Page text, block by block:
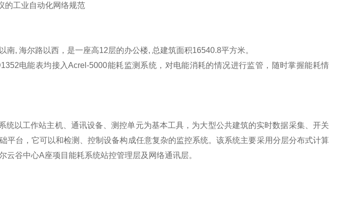
工业自动化网络规范
南, 海尔路以西，是一座高12层的办公楼, 总建筑面积16540.8平方米。
电能表均接入Acrel-5000能耗监测系统，对电能消耗的情况进行监管，随时掌握能耗情
统以工作站主机、通讯设备、测控单元为基本工具，为大型公共建筑的实时数据采集、开关
平台，它可以和检测、控制设备构成任意复杂的监控系统。该系统主要采用分层分布式计算
云谷中心A座项目能耗系统站控管理层及网络通讯层。